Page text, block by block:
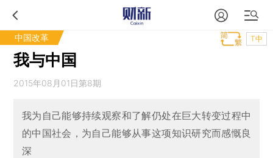
中国改革 T中
我与中国
2015年08月01日第8期
我为自己能够持续观察和了解仍处在巨大转变过程中
的中国社会，为自己能够从事这项知识研究而感慨良
深